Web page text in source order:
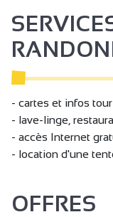
Prêt de jeux
Boulodrome /
de fort
Etang de pêche
Trampoline
Restaurant
- cartes et infos
- lave-linge,
- accès Internet
- location d'une
OFFRES